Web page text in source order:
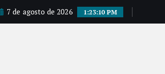
7 de agosto de 2026 1:23:11 PM